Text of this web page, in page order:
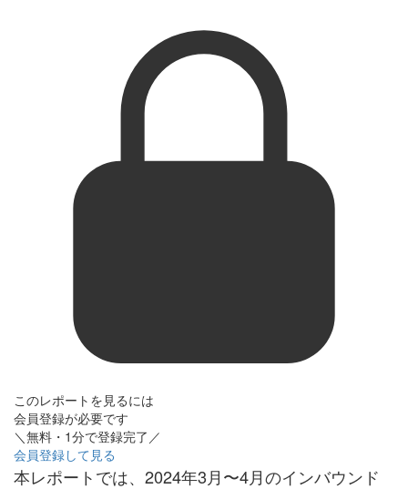
このレポートを見るには
会員登録が必要です
＼無料・1分で登録完了／
会員登録して見る
本レポートでは、2024年3月〜4月のインバウンド